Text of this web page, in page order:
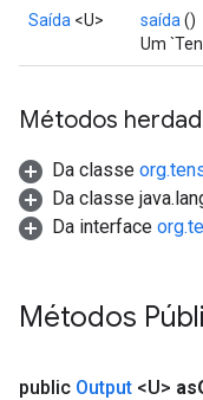
Saída <U> saída ()
Um
Métodos
Da classe
Da classe
Da interface
Métodos
public Output <U> as